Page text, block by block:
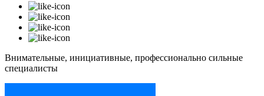
Внимательные, инициативные, профессионально сильные
специалисты